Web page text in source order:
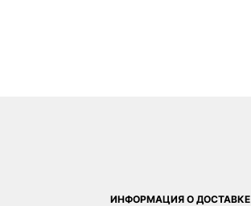
ИНФОРМАЦИЯ О ДОСТАВКЕ